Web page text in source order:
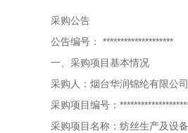
采购公告
公告编号：
********************
一、采购项目基本情况
采购人：烟台华润锦纶有限公司
采购项目编号：
采购项目名称：纺丝生产及设